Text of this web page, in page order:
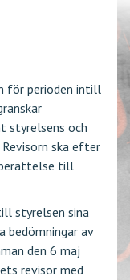
för perioden intill
styrelsens och
ska efter
till
styrelsen sina
bedömningar av
den 6 maj
revisor med